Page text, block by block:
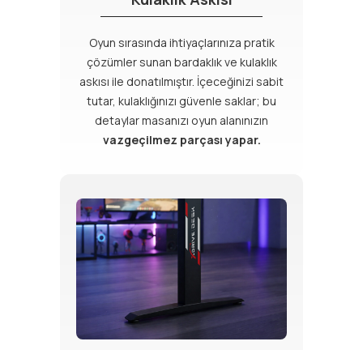
Oyun sırasında ihtiyaçlarınıza pratik
çözümler sunan bardaklık ve kulaklık
askısı ile donatılmıştır. İçeceğinizi sabit
tutar, kulaklığınızı güvenle saklar; bu
detaylar masanızı oyun alanınızın
vazgeçilmez parçası yapar.